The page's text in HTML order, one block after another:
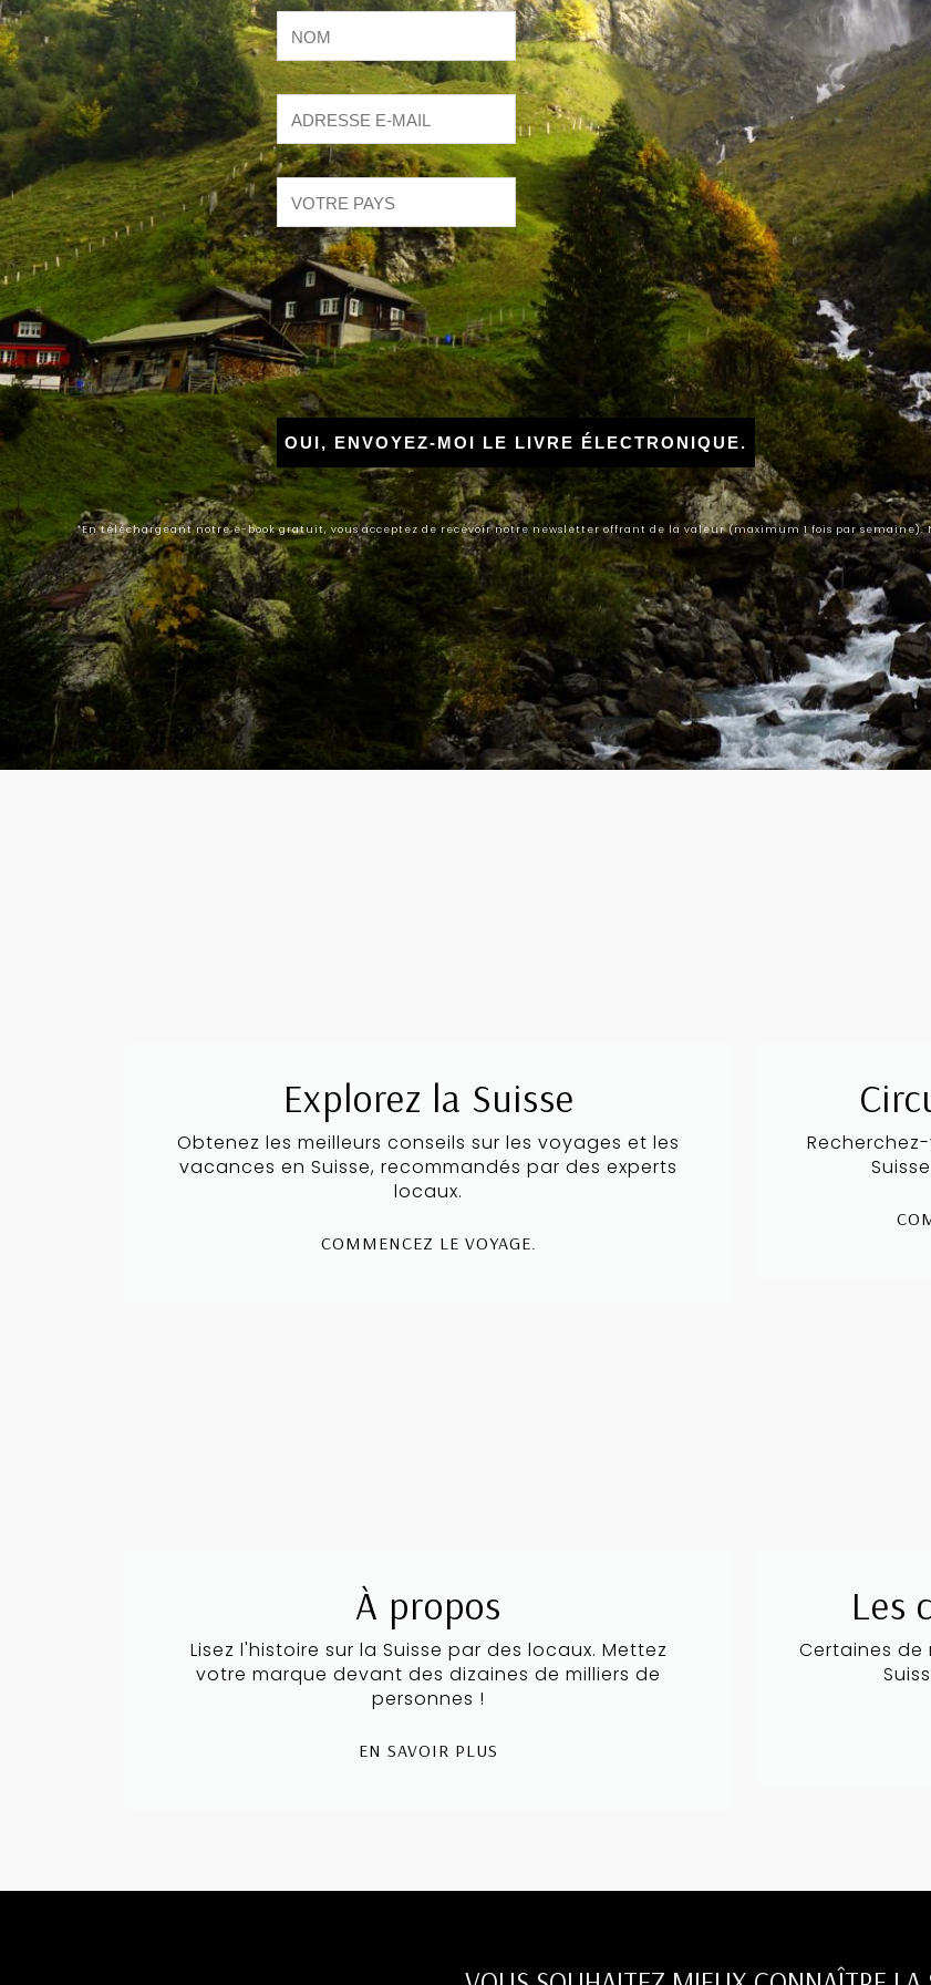
*En téléchargeant notre e-book gratuit, vous acceptez de recevoir notre newsletter offrant de la valeur (maximum 1 fois par semaine).
Explorez la Suisse
Obtenez les meilleurs conseils sur les voyages et les
vacances en Suisse, recommandés par des experts
locaux.
COMMENCEZ LE VOYAGE.
À propos
Lisez l'histoire sur la Suisse par des locaux. Mettez
votre marque devant des dizaines de milliers de
personnes !
EN SAVOIR PLUS
Les
Certaines de